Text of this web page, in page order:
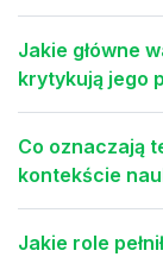
Jakie główne
krytykują jego
Co oznaczają
kontekście
Jakie role